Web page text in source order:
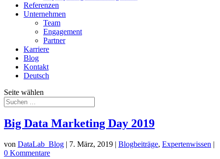
Referenzen
Unternehmen
Team
Engagement
Partner
Karriere
Blog
Kontakt
Deutsch
Seite wählen
Big Data Marketing Day 2019
von DataLab_Blog | 7. März, 2019 | Blogbeiträge, Expertenwissen |
0 Kommentare